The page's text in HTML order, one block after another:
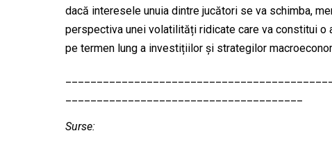
dacă interesele unuia dintre jucători se va schimba,
perspectiva unei volatilități ridicate care va constitui o
pe termen lung a investițiilor și strategilor
Surse: